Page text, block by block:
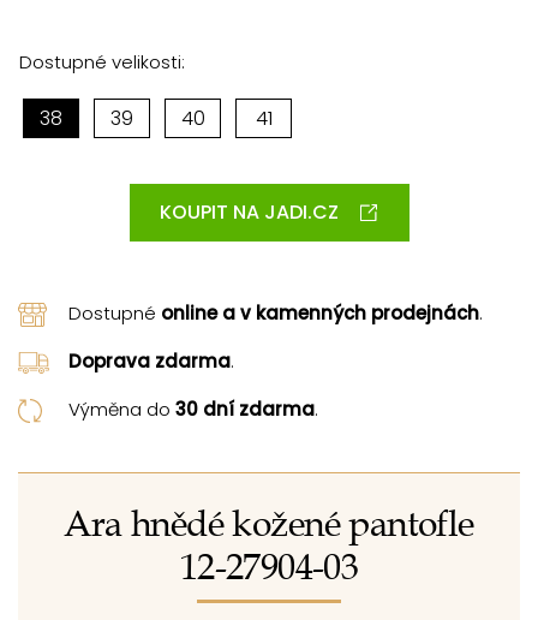
Dostupné velikosti:
38 39 40 41
KOUPIT NA JADI.CZ
Dostupné online a v kamenných prodejnách.
Doprava zdarma.
Výměna do 30 dní zdarma.
Ara hnědé kožené pantofle
12-27904-03